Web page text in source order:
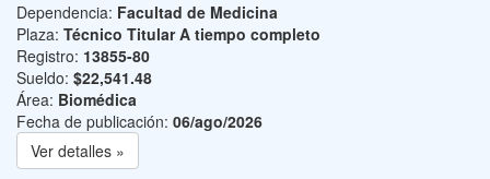
Dependencia: Facultad de Medicina
Plaza: Técnico Titular A tiempo completo
Registro: 13855-80
Sueldo: $22,541.48
Área: Biomédica
Fecha de publicación: 06/ago/2026
Ver detalles »